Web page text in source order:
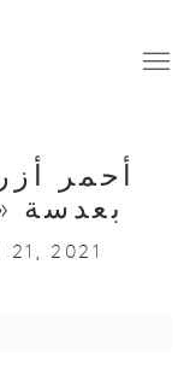
بعدسة
2021
a popup: